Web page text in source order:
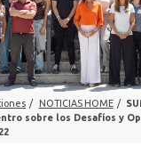
CONTINUA
/ NOTICIAS HOME /
sobre los Desafíos y